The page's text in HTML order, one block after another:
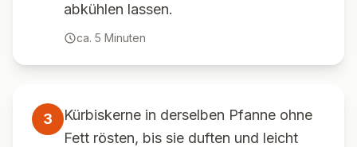
abkühlen lassen.
ca. 5 Minuten
3
Kürbiskerne in derselben Pfanne ohne
Fett rösten, bis sie duften und leicht